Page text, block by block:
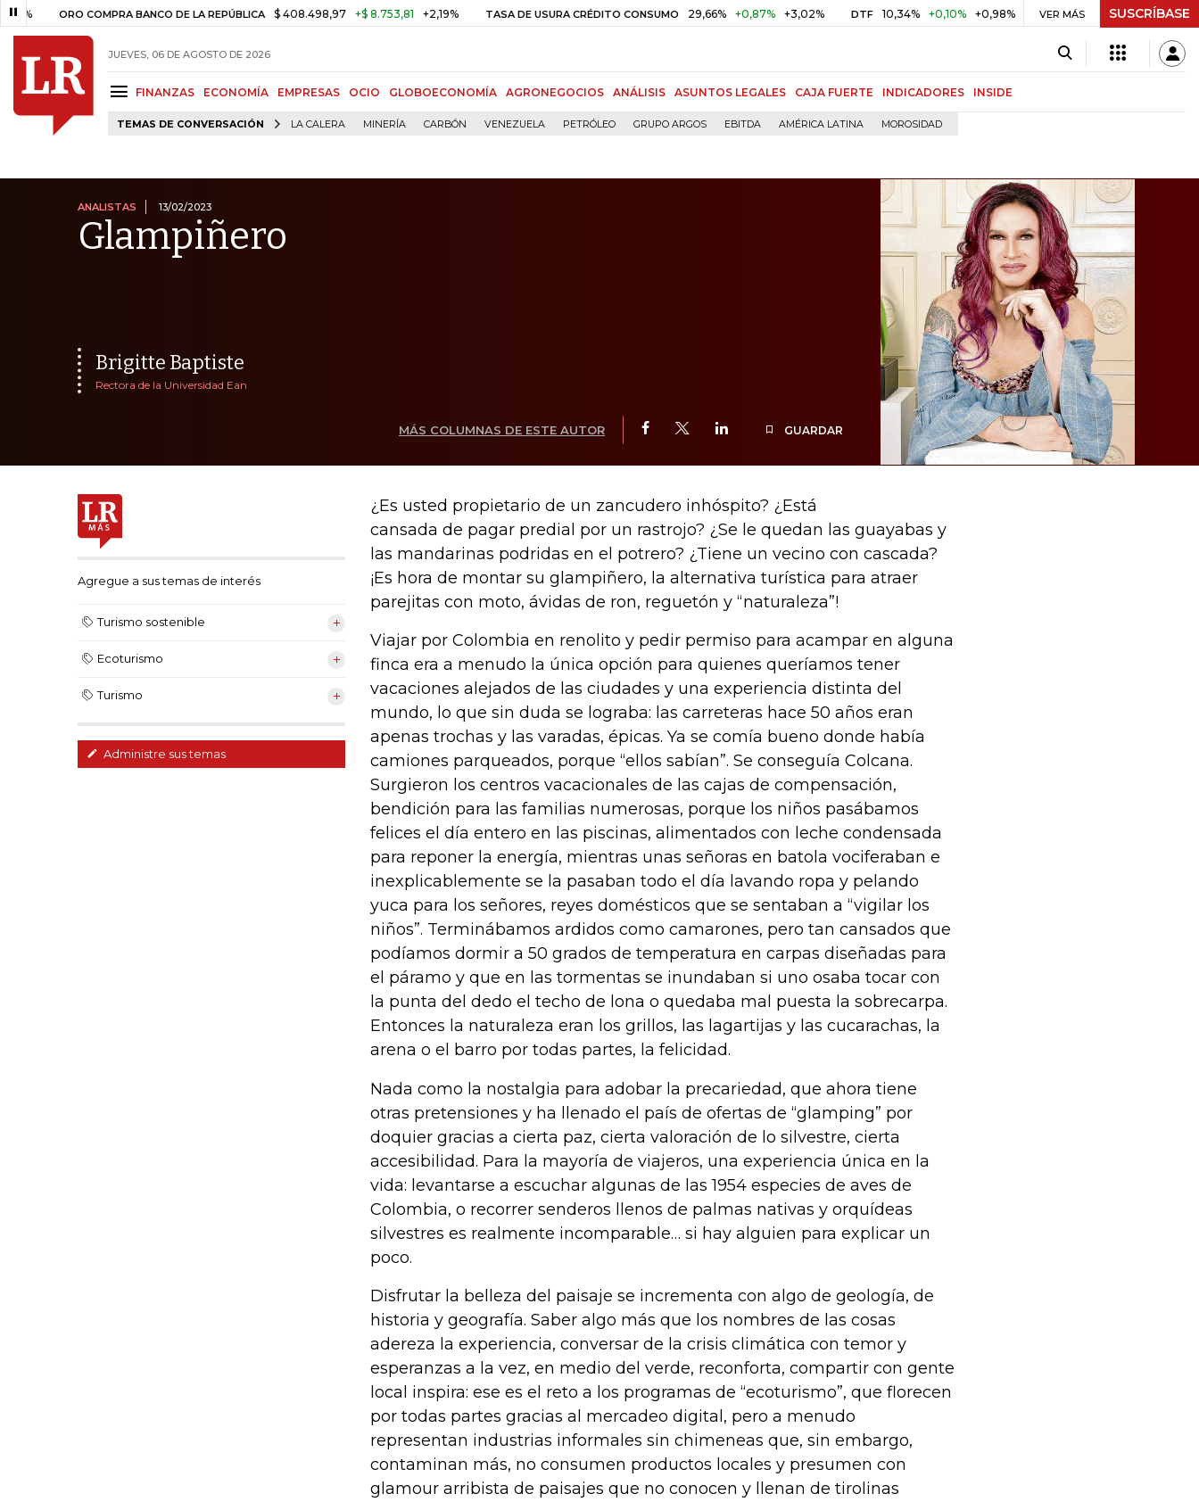
ORO COMPRA BANCO DE LA REPÚBLICA $ 408.498,97 +$ 8.753,81 +2,19% TASA DE USURA CRÉDITO CONSUMO 29,66% +0,87% +3,02% DTF 10,34% +0,10% +0,98% UVR $ 416,86 +$ 0,05 +0,01%
VER MÁS SUSCRÍBASE
JUEVES, 06 DE AGOSTO DE 2026
FINANZAS ECONOMÍA EMPRESAS OCIO GLOBOECONOMÍA AGRONEGOCIOS ANÁLISIS ASUNTOS LEGALES CAJA FUERTE INDICADORES INSIDE
TEMAS DE CONVERSACIÓN LA CALERA MINERÍA CARBÓN VENEZUELA PETRÓLEO GRUPO ARGOS EBITDA AMÉRICA LATINA MOROSIDAD
ANALISTAS 13/02/2023
Glampiñero
Brigitte Baptiste
Rectora de la Universidad Ean
MÁS COLUMNAS DE ESTE AUTOR GUARDAR
Agregue a sus temas de interés
Turismo sostenible
Ecoturismo
Turismo
Administre sus temas
¿Es usted propietario de un zancudero inhóspito? ¿Está
cansada de pagar predial por un rastrojo? ¿Se le quedan las guayabas y
las mandarinas podridas en el potrero? ¿Tiene un vecino con cascada?
¡Es hora de montar su glampiñero, la alternativa turística para atraer
parejitas con moto, ávidas de ron, reguetón y “naturaleza”!
Viajar por Colombia en renolito y pedir permiso para acampar en alguna
finca era a menudo la única opción para quienes queríamos tener
vacaciones alejados de las ciudades y una experiencia distinta del
mundo, lo que sin duda se lograba: las carreteras hace 50 años eran
apenas trochas y las varadas, épicas. Ya se comía bueno donde había
camiones parqueados, porque “ellos sabían”. Se conseguía Colcana.
Surgieron los centros vacacionales de las cajas de compensación,
bendición para las familias numerosas, porque los niños pasábamos
felices el día entero en las piscinas, alimentados con leche condensada
para reponer la energía, mientras unas señoras en batola vociferaban e
inexplicablemente se la pasaban todo el día lavando ropa y pelando
yuca para los señores, reyes domésticos que se sentaban a “vigilar los
niños”. Terminábamos ardidos como camarones, pero tan cansados que
podíamos dormir a 50 grados de temperatura en carpas diseñadas para
el páramo y que en las tormentas se inundaban si uno osaba tocar con
la punta del dedo el techo de lona o quedaba mal puesta la sobrecarpa.
Entonces la naturaleza eran los grillos, las lagartijas y las cucarachas, la
arena o el barro por todas partes, la felicidad.
Nada como la nostalgia para adobar la precariedad, que ahora tiene
otras pretensiones y ha llenado el país de ofertas de “glamping” por
doquier gracias a cierta paz, cierta valoración de lo silvestre, cierta
accesibilidad. Para la mayoría de viajeros, una experiencia única en la
vida: levantarse a escuchar algunas de las 1954 especies de aves de
Colombia, o recorrer senderos llenos de palmas nativas y orquídeas
silvestres es realmente incomparable… si hay alguien para explicar un
poco.
Disfrutar la belleza del paisaje se incrementa con algo de geología, de
historia y geografía. Saber algo más que los nombres de las cosas
adereza la experiencia, conversar de la crisis climática con temor y
esperanzas a la vez, en medio del verde, reconforta, compartir con gente
local inspira: ese es el reto a los programas de “ecoturismo”, que florecen
por todas partes gracias al mercadeo digital, pero a menudo
representan industrias informales sin chimeneas que, sin embargo,
contaminan más, no consumen productos locales y presumen con
glamour arribista de paisajes que no conocen y llenan de tirolinas